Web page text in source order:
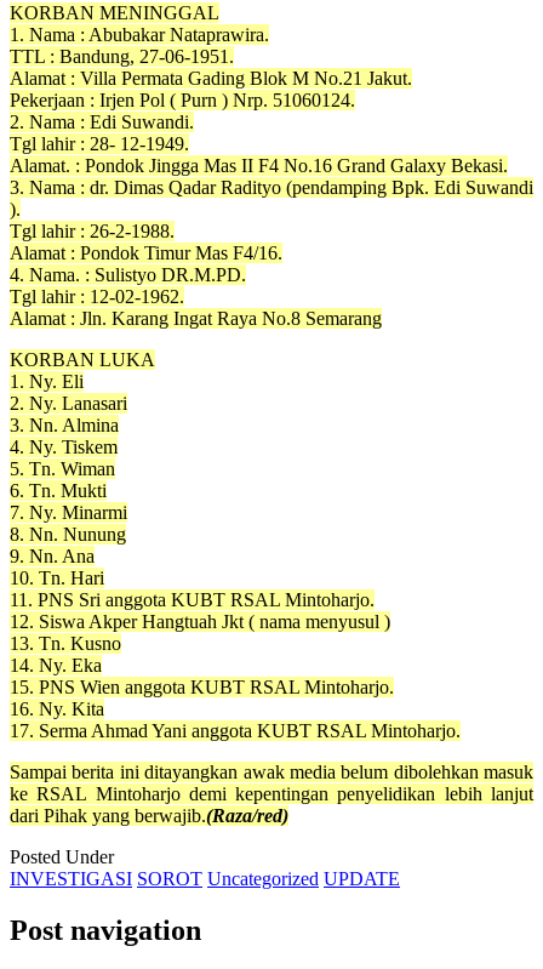
KORBAN MENINGGAL
1. Nama : Abubakar Nataprawira.
TTL : Bandung, 27-06-1951.
Alamat : Villa Permata Gading Blok M No.21 Jakut.
Pekerjaan : Irjen Pol ( Purn ) Nrp. 51060124.
2. Nama : Edi Suwandi.
Tgl lahir : 28- 12-1949.
Alamat. : Pondok Jingga Mas II F4 No.16 Grand Galaxy Bekasi.
3. Nama : dr. Dimas Qadar Radityo (pendamping Bpk. Edi Suwandi
).
Tgl lahir : 26-2-1988.
Alamat : Pondok Timur Mas F4/16.
4. Nama. : Sulistyo DR.M.PD.
Tgl lahir : 12-02-1962.
Alamat : Jln. Karang Ingat Raya No.8 Semarang
KORBAN LUKA
1. Ny. Eli
2. Ny. Lanasari
3. Nn. Almina
4. Ny. Tiskem
5. Tn. Wiman
6. Tn. Mukti
7. Ny. Minarmi
8. Nn. Nunung
9. Nn. Ana
10. Tn. Hari
11. PNS Sri anggota KUBT RSAL Mintoharjo.
12. Siswa Akper Hangtuah Jkt ( nama menyusul )
13. Tn. Kusno
14. Ny. Eka
15. PNS Wien anggota KUBT RSAL Mintoharjo.
16. Ny. Kita
17. Serma Ahmad Yani anggota KUBT RSAL Mintoharjo.
Sampai berita ini ditayangkan awak media belum dibolehkan masuk
ke RSAL Mintoharjo demi kepentingan penyelidikan lebih lanjut
dari Pihak yang berwajib.(Raza/red)
Posted Under
INVESTIGASI SOROT Uncategorized UPDATE
Post navigation